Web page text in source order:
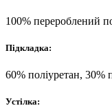
100% перероблений
Підкладка:
60% поліуретан, 30%
Устілка: